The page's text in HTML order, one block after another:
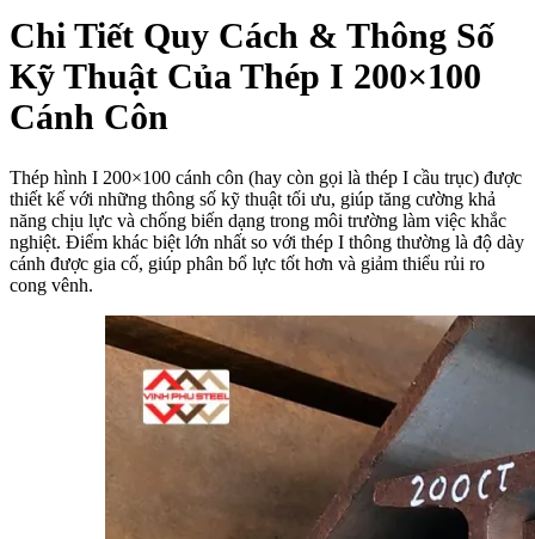
Chi Tiết Quy Cách & Thông Số
Kỹ Thuật Của Thép I 200×100
Cánh Côn
Thép hình I 200×100 cánh côn (hay còn gọi là thép I cầu trục) được
thiết kế với những thông số kỹ thuật tối ưu, giúp tăng cường khả
năng chịu lực và chống biến dạng trong môi trường làm việc khắc
nghiệt. Điểm khác biệt lớn nhất so với thép I thông thường là độ dày
cánh được gia cố, giúp phân bổ lực tốt hơn và giảm thiểu rủi ro
cong vênh.